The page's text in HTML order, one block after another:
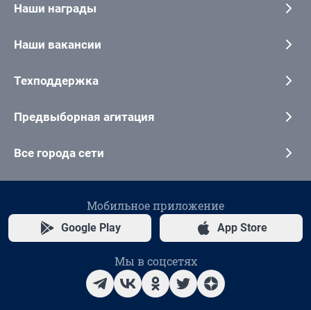
Наши награды
Наши вакансии
Техподдержка
Предвыборная агитация
Все города сети
Мобильное приложение
Google Play App Store
Мы в соцсетях